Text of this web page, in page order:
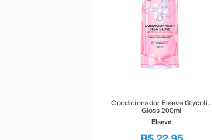
Condicionador Elseve Glycolic
Gloss 200ml
Elseve